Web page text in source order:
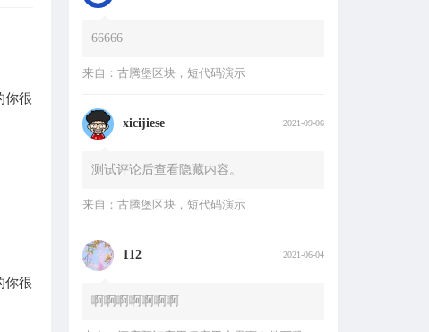
你很
你很
来自：古腾堡区块，短代码演示
测试评论后查看隐藏内容。
来自：古腾堡区块，短代码演示
啊啊啊啊啊啊啊
来自：酒店预订应用程序用户界面套件下载